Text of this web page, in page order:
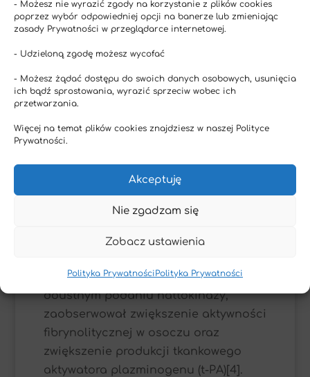
- Możesz nie wyrazić zgody na korzystanie z plików cookies
poprzez wybór odpowiedniej opcji na banerze lub zmieniając
zasady Prywatności w przeglądarce internetowej.
- Udzieloną zgodę możesz wycofać
- Możesz żądać dostępu do swoich danych osobowych, usunięcia
ich bądź sprostowania, wyrazić sprzeciw wobec ich
przetwarzania.
Więcej na temat plików cookies znajdziesz w naszej Polityce
Prywatności.
Akceptuję
Nie zgadzam się
Zobacz ustawienia
Polityka Prywatności Polityka Prywatności
Jakość dowodów naukowych
80
WYSOKA
Przeciwzakrzepowe
Fibrynolityczne
Obniża ciśnienie krwi
Przeciw-miażdżycowe
12 pacjentach Sumi et. al. (1990) po
doustnym podaniu nattokinazy,
zaobserwował zwiększenie aktywności
fibrynolitycznej w osoczu oraz
zwiększenie produkcji tkankowego
aktywatora plazminogenu (t-PA)[4].